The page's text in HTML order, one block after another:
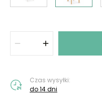
Czas wysyłki:
do 14 dni